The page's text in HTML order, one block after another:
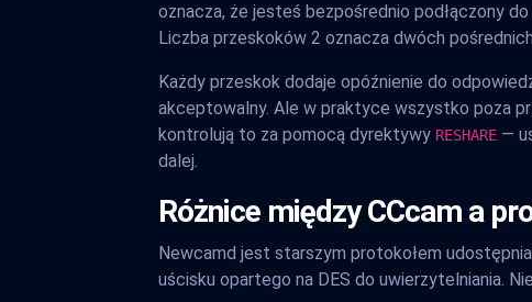
oznacza, że jesteś bezpośrednio podłączony
Liczba przeskoków 2 oznacza dwóch
Każdy przeskok dodaje opóźnienie do
akceptowalny. Ale w praktyce wszystko poza
kontrolują to za pomocą dyrektywy RESHARE —
dalej.
Różnice między CCcam a
Newcamd jest starszym protokołem
uścisku opartego na DES do uwierzytelniania.